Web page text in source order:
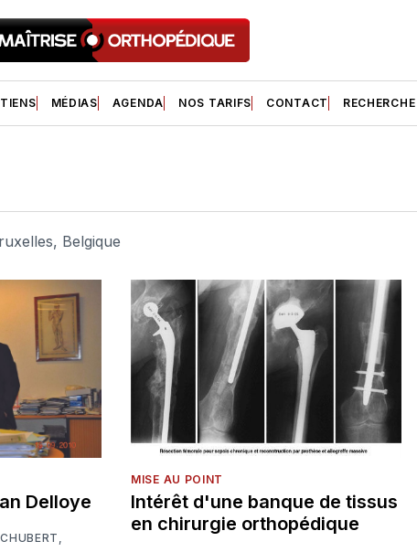
MÉDIAS AGENDA NOS TARIFS CONTACT RECHERCHE
Belgique
Delloye
,
MISE AU POINT
Intérêt d'une banque de tissus
en chirurgie orthopédique